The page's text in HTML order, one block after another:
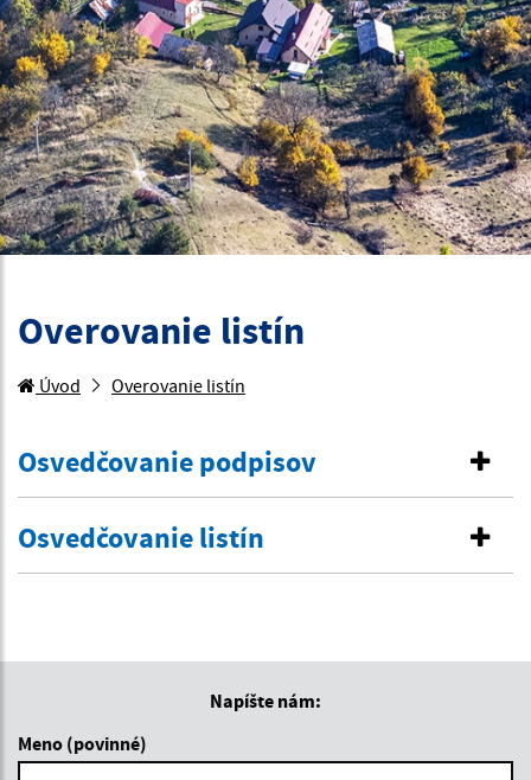
Overovanie listín
Úvod Overovanie listín
Osvedčovanie podpisov
Osvedčovanie listín
Napíšte nám:
Meno (povinné)